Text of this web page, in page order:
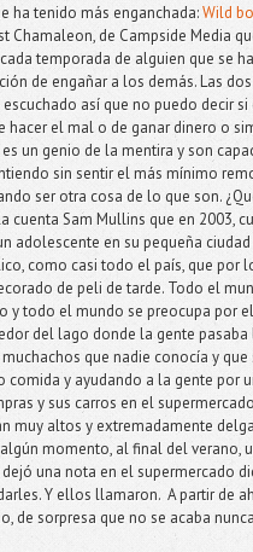
ha tenido más enganchada:Wild
Chamaleon, de Campside Media
temporada de alguien que se
de engañar a los demás. Las
así que no puedo decir si
hacer el mal o de ganar dinero o
un genio de la mentira y son
sin sentir el más mínimo
ser otra cosa de lo que son.
cuenta Sam Mullins que en 2003,
adolescente en su pequeña ciudad
como casi todo el país, que por
de peli de tarde. Todo el
y todo el mundo se preocupa por
del lago donde la gente pasaba
que nadie conocía y que
y ayudando a la gente por
y sus carros en el
muy altos y extremadamente
momento, al final del verano,
una nota en el supermercado
Y ellos llamaron. A partir de
de sorpresa que no se acaba